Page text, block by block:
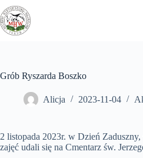
Przejdź
do
treści
Grób Ryszarda Boszko
Alicja 2023-11-04
2 listopada 2023r. w Dzień
zajęć udali się na Cmentarz św.